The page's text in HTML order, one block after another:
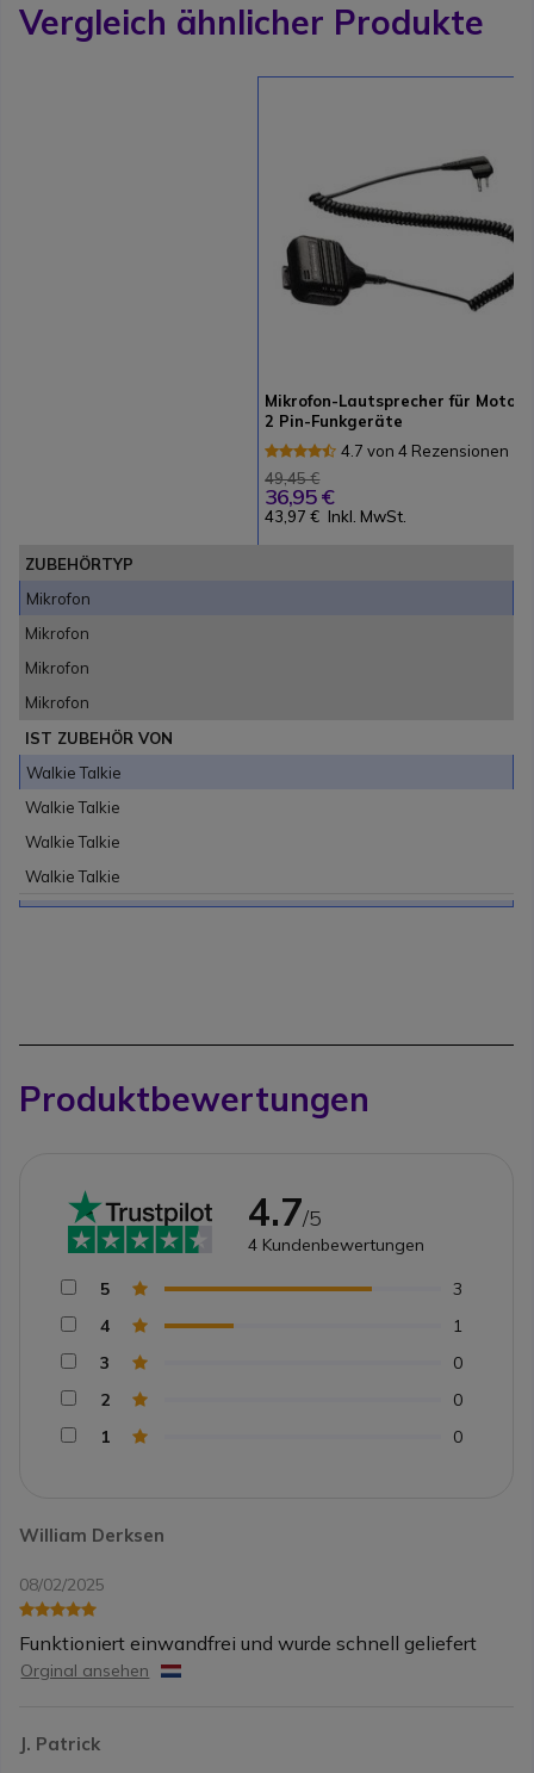
Vergleich ähnlicher Produkte
Mikrofon-Lautsprecher für
2 Pin-Funkgeräte
4.7 von 4 Rezensionen
49,45 €
36,95 €
43,97 € Inkl. MwSt.
ZUBEHÖRTYP
Mikrofon
Mikrofon
Mikrofon
Mikrofon
IST ZUBEHÖR VON
Walkie Talkie
Walkie Talkie
Walkie Talkie
Walkie Talkie
Produktbewertungen
William Derksen
08/02/2025
Funktioniert einwandfrei und wurde schnell geliefert
Orginal ansehen
J. Patrick
4.7/5
4 Kundenbewertungen
5
3
4
1
3
0
2
0
1
0